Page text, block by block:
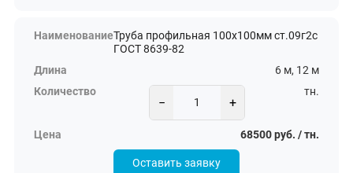
Труба профильная 100х100мм ст.09г2с
ГОСТ 8639-82
6 м, 12 м
− +
тн.
68500 руб. / тн.
Оставить заявку